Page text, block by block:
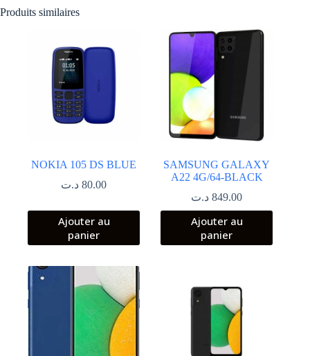
Produits similaires
NOKIA 105 DS BLUE
80.00 د.ت
Ajouter au
panier
SAMSUNG GALAXY
A22 4G/64-BLACK
849.00 د.ت
Ajouter au
panier